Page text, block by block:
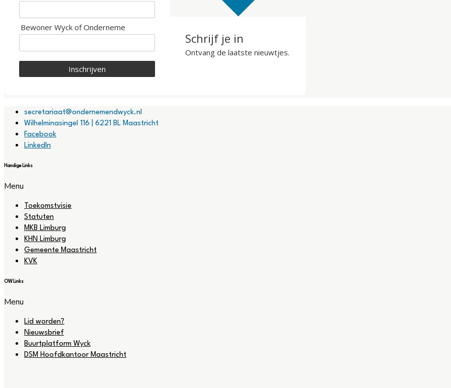
Bewoner Wyck of Onderneme
Inschrijven
Schrijf je in
Ontvang de laatste nieuwtjes.
secretariaat@ondernemendwyck.nl
Wilhelminasingel 116 | 6221 BL Maastricht
Facebook
LinkedIn
Handige Links
Menu
Toekomstvisie
Statuten
MKB Limburg
KHN Limburg
Gemeente Maastricht
KVK
OW Links
Menu
Lid worden?
Nieuwsbrief
Buurtplatform Wyck
DSM Hoofdkantoor Maastricht